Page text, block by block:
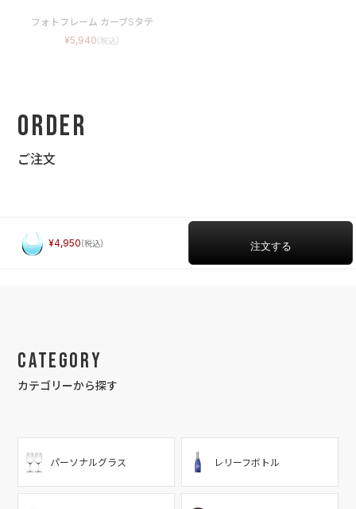
フォトフレーム カーブSタテ
5,940
Order
ご注文
4,950
Category
カテゴリーから探す
パーソナルグラス レリーフボトル